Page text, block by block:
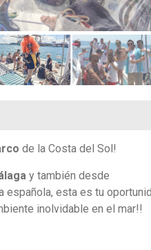
de la Costa del Sol!
y también desde
esta es tu
inolvidable en el mar!!